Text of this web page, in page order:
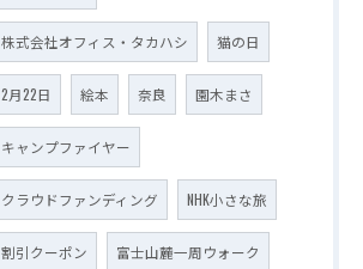
株式会社オフィス・タカハシ 猫の日
2月22日 絵本 奈良 園木まさ
キャンプファイヤー
クラウドファンディング NHK小さな旅
割引クーポン 富士山麓一周ウォーク